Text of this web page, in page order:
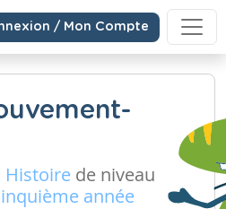
/ Mon Compte
Histoire de niveau
année